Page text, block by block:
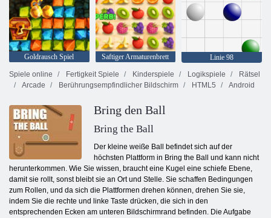
Goldrausch Spiel Saftiger Armaturenbrett
Linie 98
Spiele online
Fertigkeit Spiele Kinderspiele Logikspiele
Rätsel
Arcade
Berührungsempfindlicher Bildschirm HTML5 Android
Bring den Ball
Bring the Ball
Der kleine weiße Ball befindet sich auf der
höchsten Plattform in Bring the Ball und kann nicht
herunterkommen. Wie Sie wissen, braucht eine Kugel eine schiefe Ebene,
damit sie rollt, sonst bleibt sie an Ort und Stelle. Sie schaffen Bedingungen
zum Rollen, und da sich die Plattformen drehen können, drehen Sie sie,
indem Sie die rechte und linke Taste drücken, die sich in den
entsprechenden Ecken am unteren Bildschirmrand befinden. Die Aufgabe